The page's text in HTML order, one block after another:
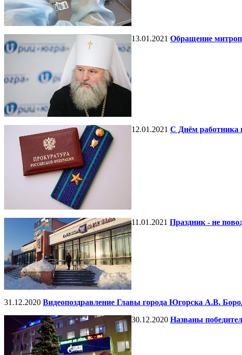
13.01.2021 Обращение
12.01.2021 С Днём работника
11.01.2021 Праздник - не
31.12.2020 Видеопоздравление Главы города Югорска А.В.
30.12.2020 Названы